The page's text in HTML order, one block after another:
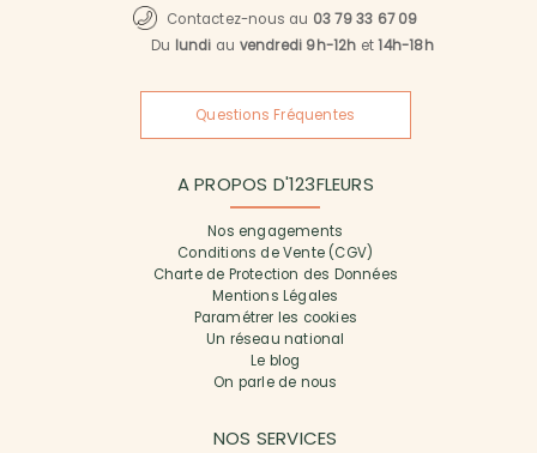
Contactez-nous au 03 79 33 67 09
Du lundi au vendredi 9h-12h et14h-18h
Questions Fréquentes
A PROPOS D'123FLEURS
Nos engagements
Conditions de Vente (CGV)
Charte de Protection des Données
Mentions Légales
Paramétrer les cookies
Un réseau national
Le blog
On parle de nous
NOS SERVICES